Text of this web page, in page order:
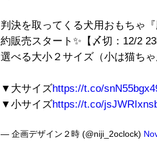
判決を取ってくる犬用おもちゃ
約販売スタート✨【〆切：12/2 23
選べる大小２サイズ（小は猫ちゃ
▼大サイズhttps://t.co/
▼小サイズhttps://t.co/
— 企画デザイン２時 (@niji_2oclock)